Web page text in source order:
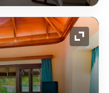
展开